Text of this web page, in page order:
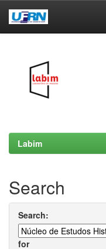
Labim
Search
Search:
for